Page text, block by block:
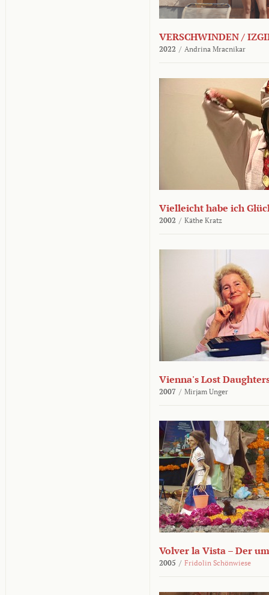
VERSCHWINDEN /
2022 / Andrina Mracnikar
Vielleicht habe ich
2002 / Käthe Kratz
Vienna's Lost
2007 / Mirjam Unger
Volver la Vista – Der
2005 / Fridolin Schönwiese